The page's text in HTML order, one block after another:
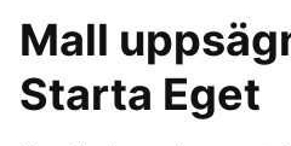
Mall
Starta Eget